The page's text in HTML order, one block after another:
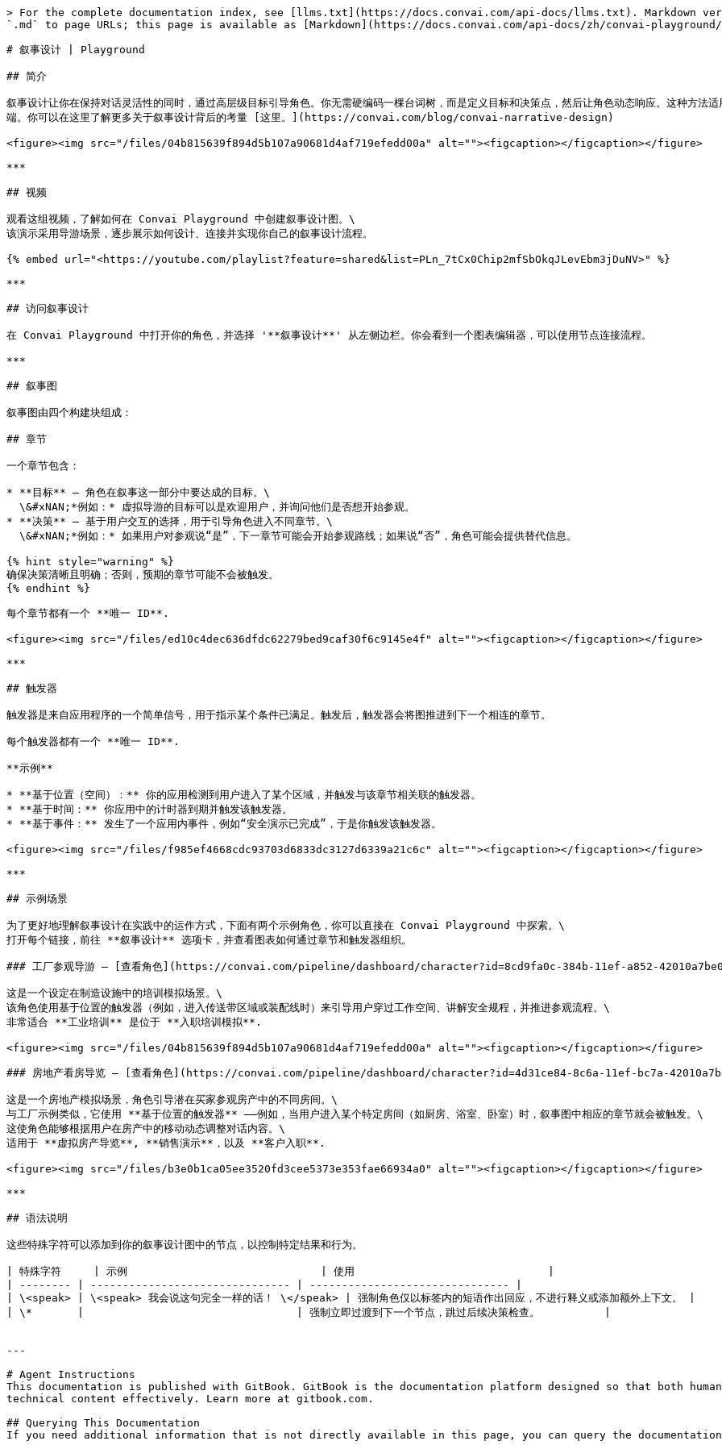
> For the complete documentation index, see [llms.txt](https://docs.convai.com/api-docs/llms.txt). Markdown
`.md` to page URLs; this page is available as [Markdown](https://docs.convai.com/api-docs/zh/convai-
# 叙事设计 | Playground
## 简介
叙事设计让你在保持对话灵活性的同时，通过高层级目标引导角色。你无需硬编码一棵台词树，而是定义目标和决策点，然后让角色动态响应。这种方法
端。你可以在这里了解更多关于叙事设计背后的考量 [这里。](https://convai.com/blog/convai-narrative-design)
<figure><img src="/files/04b815639f894d5b107a90681d4af719efedd00a" alt=""><figcaption></figcaption></figure>
***
## 视频
观看这组视频，了解如何在 Convai Playground 中创建叙事设计图。\
该演示采用导游场景，逐步展示如何设计、连接并实现你自己的叙事设计流程。
{% embed url="<https://youtube.com/playlist?feature=shared&list=PLn_7tCx0Chip2mfSbOkqJLevEbm3jDuNV>" %}
***
## 访问叙事设计
在 Convai Playground 中打开你的角色，并选择 '**叙事设计**' 从左侧边栏。你会看到一个图表编辑器，可以使用节点连接流程。
***
## 叙事图
叙事图由四个构建块组成：
## 章节
一个章节包含：
* **目标** – 角色在叙事这一部分中要达成的目标。\
* **决策** – 基于用户交互的选择，用于引导角色进入不同章节。\
{% hint style="warning" %}
确保决策清晰且明确；否则，预期的章节可能不会被触发。
{% endhint %}
每个章节都有一个 **唯一 ID**.
<figure><img src="/files/ed10c4dec636dfdc62279bed9caf30f6c9145e4f" alt=""><figcaption></figcaption></figure>
***
## 触发器
触发器是来自应用程序的一个简单信号，用于指示某个条件已满足。触发后，触发器会将图推进到下一个相连的章节。
每个触发器都有一个 **唯一 ID**.
**示例**
* **基于位置（空间）：** 你的应用检测到用户进入了某个区域，并触发与该章节相关联的触发器。
* **基于时间：** 你应用中的计时器到期并触发该触发器。
* **基于事件：** 发生了一个应用内事件，例如“安全演示已完成”，于是你触发该触发器。
<figure><img src="/files/f985ef4668cdc93703d6833dc3127d6339a21c6c" alt=""><figcaption></figcaption></figure>
***
## 示例场景
为了更好地理解叙事设计在实践中的运作方式，下面有两个示例角色，你可以直接在 Convai Playground 中探索。\
打开每个链接，前往 **叙事设计** 选项卡，并查看图表如何通过章节和触发器组织。
### 工厂参观导游 – [查看角色](https://convai.com/pipeline/dashboard/character?id=8cd9fa0c-384b-11ef-a852-
这是一个设定在制造设施中的培训模拟场景。\
该角色使用基于位置的触发器（例如，进入传送带区域或装配线时）来引导用户穿过工作空间、讲解安全规程，并推进参观流程。\
非常适合 **工业培训** 是位于 **入职培训模拟**.
<figure><img src="/files/04b815639f894d5b107a90681d4af719efedd00a" alt=""><figcaption></figcaption></figure>
### 房地产看房导览 – [查看角色](https://convai.com/pipeline/dashboard/character?id=4d31ce84-8c6a-11ef-bc7a-
这是一个房地产模拟场景，角色引导潜在买家参观房产中的不同房间。\
与工厂示例类似，它使用 **基于位置的触发器** ——例如，当用户进入某个特定房间（如厨房、浴室、卧室）时，叙事图中相应的章节就会被触发。\
这使角色能够根据用户在房产中的移动动态调整对话内容。\
适用于 **虚拟房产导览**, **销售演示**，以及 **客户入职**.
<figure><img src="/files/b3e0b1ca05ee3520fd3cee5373e353fae66934a0" alt=""><figcaption></figcaption></figure>
***
## 语法说明
这些特殊字符可以添加到你的叙事设计图中的节点，以控制特定结果和行为。
| 特殊字符     | 示例                              | 使用                              |
| -------- | ------------------------------- | ------------------------------- |
| \<speak> | \<speak> 我会说这句完全一样的话！ \</speak> | 强制角色仅以标签内的短语作出回应，不进行释义或添加额外上下文。 |
| \*       |                                 | 强制立即过渡到下一个节点，跳过后续决策检查。          |
---
# Agent Instructions
This documentation is published with GitBook. GitBook is the documentation platform designed so that both
technical content effectively. Learn more at gitbook.com.
## Querying This Documentation
If you need additional information that is not directly available in this page, you can query the documentation